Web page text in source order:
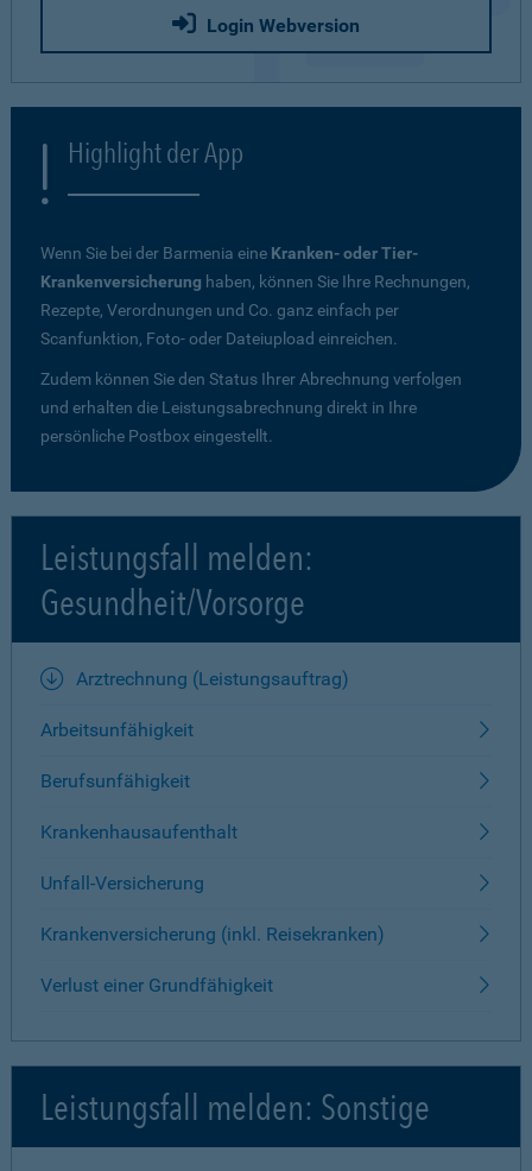
Login Webversion
Highlight der App
Wenn Sie bei der Barmenia eine Kranken- oder Tier-
Krankenversicherung haben, können Sie Ihre Rechnungen,
Rezepte, Verordnungen und Co. ganz einfach per
Scanfunktion, Foto- oder Dateiupload einreichen.
Zudem können Sie den Status Ihrer Abrechnung verfolgen
und erhalten die Leistungsabrechnung direkt in Ihre
persönliche Postbox eingestellt.
Leistungsfall melden:
Gesundheit/Vorsorge
Arztrechnung (Leistungsauftrag)
Arbeitsunfähigkeit
Berufsunfähigkeit
Krankenhausaufenthalt
Unfall-Versicherung
Krankenversicherung (inkl. Reisekranken)
Verlust einer Grundfähigkeit
Leistungsfall melden: Sonstige